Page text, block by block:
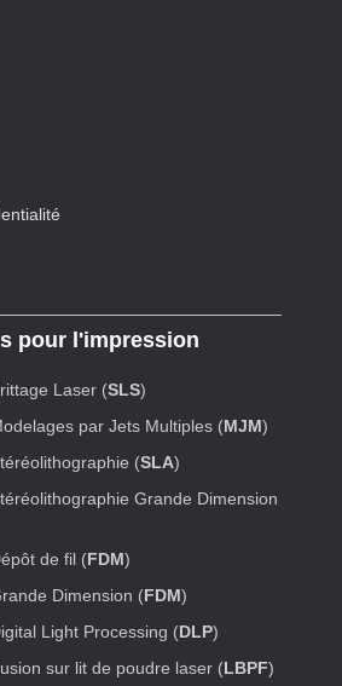
pour l'impression
Laser (SLS)
par Jets Multiples (MJM)
(SLA)
Grande Dimension
de fil (FDM)
Dimension (FDM)
Light Processing (DLP)
sur lit de poudre laser (LBPF)